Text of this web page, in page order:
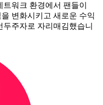
워크 환경에서 팬들이
변화시키고 새로운 수익
주자로 자리매김했습니